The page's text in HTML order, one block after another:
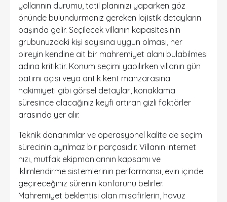
yollarının durumu, tatil planınızı yaparken göz
önünde bulundurmanız gereken lojistik detayların
başında gelir. Seçilecek villanın kapasitesinin
grubunuzdaki kişi sayısına uygun olması, her
bireyin kendine ait bir mahremiyet alanı bulabilmesi
adına kritiktir. Konum seçimi yapılırken villanın gün
batımı açısı veya antik kent manzarasına
hakimiyeti gibi görsel detaylar, konaklama
süresince alacağınız keyfi artıran gizli faktörler
arasında yer alır.
Teknik donanımlar ve operasyonel kalite de seçim
sürecinin ayrılmaz bir parçasıdır. Villanın internet
hızı, mutfak ekipmanlarının kapsamı ve
iklimlendirme sistemlerinin performansı, evin içinde
geçireceğiniz sürenin konforunu belirler.
Mahremiyet beklentisi olan misafirlerin, havuz